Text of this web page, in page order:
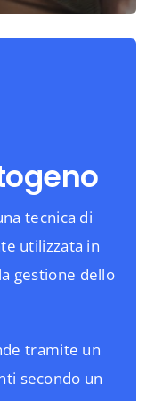
tecnica di
utilizzata in
gestione dello
tramite un
secondo un